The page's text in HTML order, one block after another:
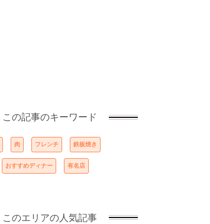
この記事のキーワード
肉 フレンチ 鉄板焼き
おすすめディナー 有名店
このエリアの人気記事